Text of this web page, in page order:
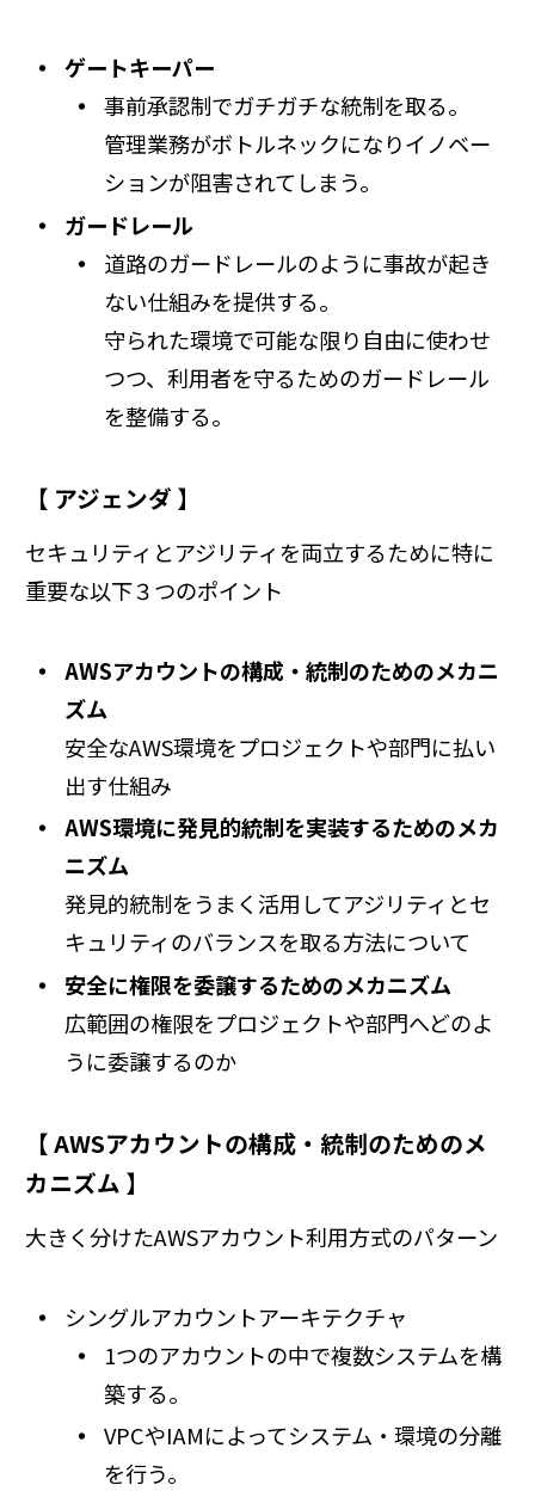
ゲートキーパー
事前承認制でガチガチな統制を取る。
管理業務がボトルネックになりイノベー
ションが阻害されてしまう。
ガードレール
道路のガードレールのように事故が起き
ない仕組みを提供する。
守られた環境で可能な限り自由に使わせ
つつ、利用者を守るためのガードレール
を整備する。
【 アジェンダ 】
セキュリティとアジリティを両立するために特に
重要な以下３つのポイント
AWSアカウントの構成・統制のためのメカニ
ズム
安全なAWS環境をプロジェクトや部門に払い
出す仕組み
AWS環境に発見的統制を実装するためのメカ
ニズム
発見的統制をうまく活用してアジリティとセ
キュリティのバランスを取る方法について
安全に権限を委譲するためのメカニズム
広範囲の権限をプロジェクトや部門へどのよ
うに委譲するのか
【 AWSアカウントの構成・統制のためのメ
カニズム 】
大きく分けたAWSアカウント利用方式のパターン
シングルアカウントアーキテクチャ
1つのアカウントの中で複数システムを構
築する。
VPCやIAMによってシステム・環境の分離
を行う。